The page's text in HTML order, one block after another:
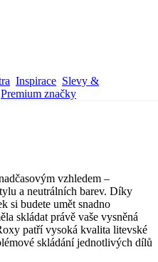
Inspirace Slevy &
Premium značky
vzhledem –
a neutrálních barev. Díky
si budete umět snadno
skládat právě vaše vysněná
patří vysoká kvalita litevské
skládání jednotlivých dílů